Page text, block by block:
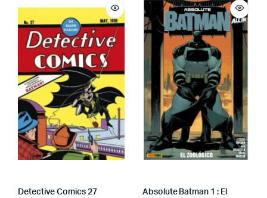
Detective Comics 27
Absolute Batman 1 : El